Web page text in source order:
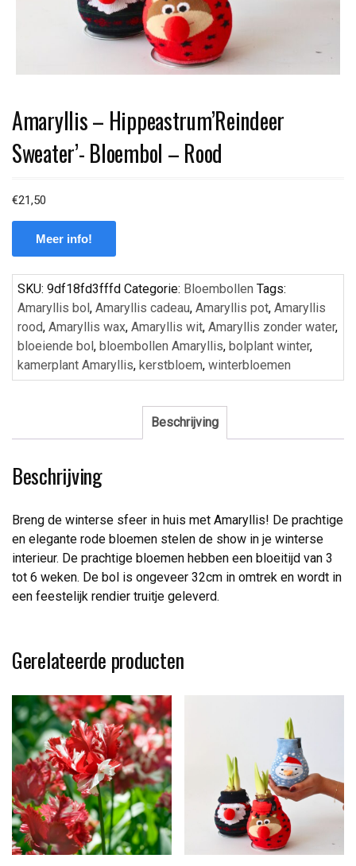
Amaryllis – Hippeastrum’Reindeer
Sweater’- Bloembol – Rood
€21,50
Meer info!
SKU: 9df18fd3fffd Categorie: Bloembollen Tags:
Amaryllis bol, Amaryllis cadeau, Amaryllis pot, Amaryllis
rood, Amaryllis wax, Amaryllis wit, Amaryllis zonder water,
bloeiende bol, bloembollen Amaryllis, bolplant winter,
kamerplant Amaryllis, kerstbloem, winterbloemen
Beschrijving
Beschrijving
Breng de winterse sfeer in huis met Amaryllis! De prachtige
en elegante rode bloemen stelen de show in je winterse
interieur. De prachtige bloemen hebben een bloeitijd van 3
tot 6 weken. De bol is ongeveer 32cm in omtrek en wordt in
een feestelijk rendier truitje geleverd.
Gerelateerde producten